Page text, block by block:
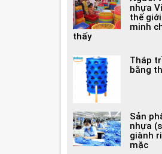
nhựa
thế
minh
thấy
Tháp
bằng
Sản
nhựa
giành
mặc